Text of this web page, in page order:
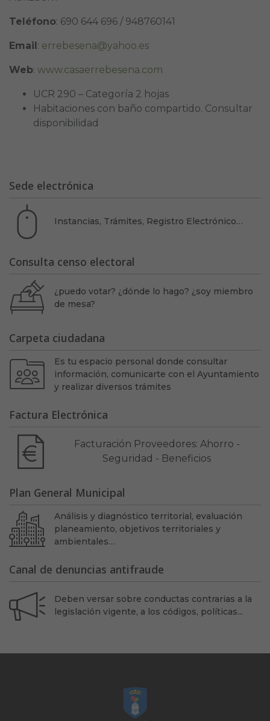
Teléfono: 690 644 696 / 948760141
Email: errebesena@yahoo.es
Web: www.casaerrebesena.com
UCR 290 – Categoría 2 hojas
Habitaciones con baño compartido. Consultar
disponibilidad
Sede electrónica
Instancias, Trámites, Registro Electrónico…
Consulta censo electoral
¿puedo votar? ¿dónde lo hago? ¿soy miembro
de mesa?
Carpeta ciudadana
Es tu espacio personal donde consultar
información, comunicarte con el Ayuntamiento
y realizar diversos trámites
Factura Electrónica
Facturación Proveedores: Ahorro -
Seguridad - Beneficios
Plan General Municipal
Análisis y diagnóstico territorial, evaluación
planeamiento, objetivos territoriales y
ambientales…
Canal de denuncias antifraude
Deben versar sobre conductas contrarias a la
legislación vigente, a los códigos, políticas...